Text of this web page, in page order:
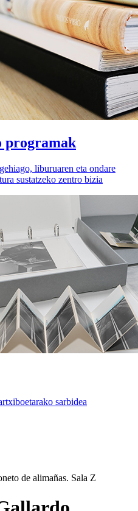
programak
liburuaren eta ondare
sustatzeko zentro bizia
sarbidea
de alimañas. Sala Z